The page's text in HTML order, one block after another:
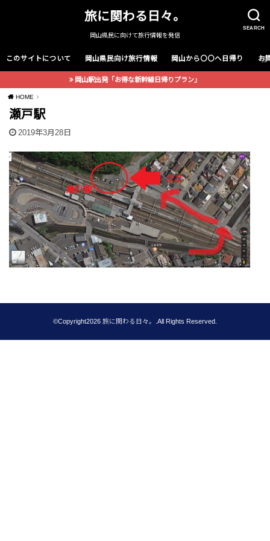
SEARCH
旅に関わる日々。
岡山県民に向けて旅行情報を発信
このサイトについて 岡山県民向け旅行情報 岡山から〇〇へ日帰り お
岡山駅出発「お得な新幹線日帰りプラン」
HOME
瀬戸駅
2019年3月28日
©Copyright2026 旅に関わる日々。 .All Rights Reserved.